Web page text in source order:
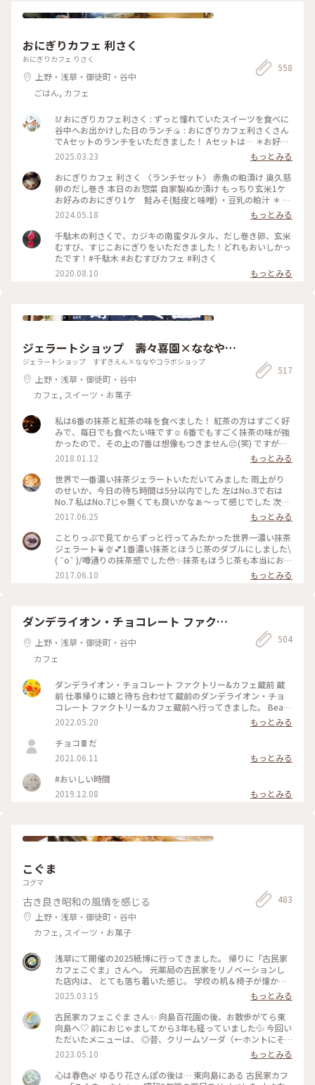
おにぎりカフェ 利さく
おにぎりカフェ りさく
上野・浅草・御徒町・谷中
ごはん, カフェ
558
🥢おにぎりカフェ利さく : ずっと憧れていたスイーツを食べに
谷中へお出かけした日のランチ🍙 : おにぎりカフェ利さくさん
でAセットのランチをいただきました！ Aセットは… ＊お好み
のおにぎり2個 ＊お好みのスープ を選べて¥900でした✨ おに
ぎりは30種類ほどあり、注文が入ってから作ってくれるシステ
ムです🍙 とにかく種類が多いので、気になるおにぎりがたく
さん🤤 迷いに迷って、『炙りみそにぎり』と『クリームチーズ
たらこ』を選びました！ おにぎり屋さんのおにぎり…✨ お米
や海苔、塩などの素材、炊き方にもこだわっていてとっても美
味しかったです♡ スープは季節限定の『豆乳の粕汁』を選び
ました！ まろやかで優しい味で美味しかった😌 : スイーツをい
ただく予定があったのでお昼は控えめに。 それでも、意外と
お腹いっぱいになりました🎵 : お店は千駄木駅の近くで行きや
すいです🌟 平日のお休みの日に行きましたが、意外と混んで
いて20分くらい待って座れました。 外国人の方が多かった
#milkのミルキーな毎日
2025.03.23
もっとみる
おにぎりカフェ 利さく 〈ランチセット〉 赤魚の粕漬け 奥久慈
卵のだし巻き 本日のお惣菜 自家製ぬか漬け もっちり玄米1ケ
お好みのおにぎり1ケ 鮭みそ(鮭皮と味噌) ・豆乳の粕汁 ＊ お
久しぶりのおにぎりランチ☆ 千駄木駅近くの「おにぎりカフ
ェ 利さく」へ…☆ おにぎりと小鉢いろいろの お得なランチセ
ット☆ お好みのおにぎり1ケには 悩んだ末に鮭みそ(鮭皮と味
噌)を☆ 赤魚の粕漬けやだし巻き 小松菜のお浸し ぬか漬け ど
れもおいしくホッとする味わい☆ 鮭みそのおにぎりも もちろ
んおいしかったですが もっちり玄米がまた たまらなく味わい
深いおいしさ☆☆☆ やっぱり おにぎり屋さんのおにぎりはお
2024.05.18
もっとみる
千駄木の利さくで、カジキの南蛮タルタル、だし巻き卵、玄米
むすび、すじこおにぎりをいただきました！どれもおいしかっ
たです！#千駄木 #おむすびカフェ #利さく
2020.08.10
もっとみる
ジェラートショップ 壽々喜園×ななやコ
ラボショップ
ジェラートショップ すずきえん×ななやコラボショップ
上野・浅草・御徒町・谷中
カフェ, スイーツ・お菓子
517
私は6番の抹茶と紅茶の味を食べました！ 紅茶の方はすごく好
みで、毎日でも食べたい味です☺️ 6番でもすごく抹茶の味が強
かったので、その上の7番は想像もつきません😔(笑) ですが、
抹茶好きな人にはとってもオススメです👌🏻浅草観光がてらお店
に立ち寄られてはどうでしょう👧🏻💗 #和スイーツ #ジェラー
ト #寿々喜園 #ななや
2018.01.12
もっとみる
世界で一番濃い抹茶ジェラートいただいてみました 雨上がり
のせいか、今日の待ち時間は5分以内でした 左はNo.3で右は
No.7 私はNo.7じゃ無くても良いかなぁ〜って感じでした 次回
はNo.4かNo.5を試してみたいなぁ〜
2017.06.25
もっとみる
ことりっぷで見てからずっと行ってみたかった世界一濃い抹茶
ジェラート🍵🍨💕1番濃い抹茶とほうじ茶のダブルにしました\
( ˆoˆ )/噂通りの抹茶感でした😳✨抹茶もほうじ茶も本当にお茶
そのもののジェラートで美味しかったです😌💓土曜のお昼過ぎ
で、行列ができていました💦でも行く価値ありです♪ #壽々喜
2017.06.10 もっとみる
ダンデライオン・チョコレート ファクト
リー&カフェ蔵前
上野・浅草・御徒町・谷中
カフェ
504
ダンデライオン・チョコレート ファクトリー&カフェ蔵前 蔵
前 仕事帰りに娘と待ち合わせて蔵前のダンデライオン・チョ
コレート ファクトリー&カフェ蔵前へ行ってきました。 Bean
to Bar（ビーントゥバー）とは、カカオ豆からチョコレートバ
ーになるまで一貫して製造を行うことだそうで（いまさら知り
ました💦）、レジ脇の硝子張りのお部屋にはカカオ豆がたくさ
んあり、右側には完成したチョコバーが綺麗に並んでいまし
た。 今日は、蔵前店限定のほうじ茶で香りづけしたホットチ
ョコレートと一番人気のスモアをたべました。 （スモア→グ
ラハムクラッカーの上にチョコレートガナッシュとマシュマロ
が乗っていて、注文を受けてから表面を焼き上げてくれます）
て、東京にはいまはここだけになってしまったのですね。 土日
前 #カフェ #まだまだ #行きたいカフェが #いっぱい
2022.05.20
もっとみる
チョコ🍫だ
2021.06.11
もっとみる
#おいしい時間
2019.12.08
もっとみる
こぐま
コグマ
古き良き昭和の風情を感じる
上野・浅草・御徒町・谷中
カフェ, スイーツ・お菓子
483
浅草にて開催の2025紙博に行ってきました。 帰りに「古民家
カフェこぐま」さんへ。 元薬局の古民家をリノベーションし
た店内は、 とても落ち着いた感じ。 学校の机＆椅子が懐かし
いかった！ 食事とスイーツで悩みましたが、 今回はランチ兼
ディナーとして焼きオムライス。 卵の下にチーズが入ってい
て、美味しかったです。 次はスイーツをいただきたいな〜 #曳
舟 #東向島 #古民家カフェ #スカイツリー
2025.03.15
もっとみる
古民家カフェこぐま さん✨ 向島百花園の後、お散歩がてら東
向島へ♡ 前におじゃましてから3年も経っていました💦 今回い
ただいたメニューは、 ◎昔、クリームソーダ（←ホントにそ
ういう名前） ◎焼きカレー ここに来ると頼みたくなるクリー
ムソーダ（笑） （前回も投稿していた😂） そしてお初の焼き
カレー旨しです！🍛 * 相変わらずレトロ感溢れ、ダウンライト
2023.05.10
もっとみる
心は春色🌿 ゆるり花さんぽの後は… 東向島にある 古民家カフ